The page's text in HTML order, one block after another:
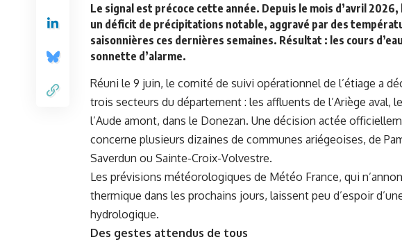
Le signal est précoce cette année. Depuis le mois d’avril
un déficit de précipitations notable, aggravé par des
saisonnières ces dernières semaines. Résultat : les cours
sonnette d’alarme.
Réuni le 9 juin, le comité de suivi opérationnel de l’étiage a
trois secteurs du département : les affluents de l’Ariège aval,
l’Aude amont, dans le Donezan. Une décision actée
concerne plusieurs dizaines de communes ariégeoises, de
Saverdun ou Sainte-Croix-Volvestre.
Les prévisions météorologiques de Météo France, qui
thermique dans les prochains jours, laissent peu d’espoir
hydrologique.
Des gestes attendus de tous